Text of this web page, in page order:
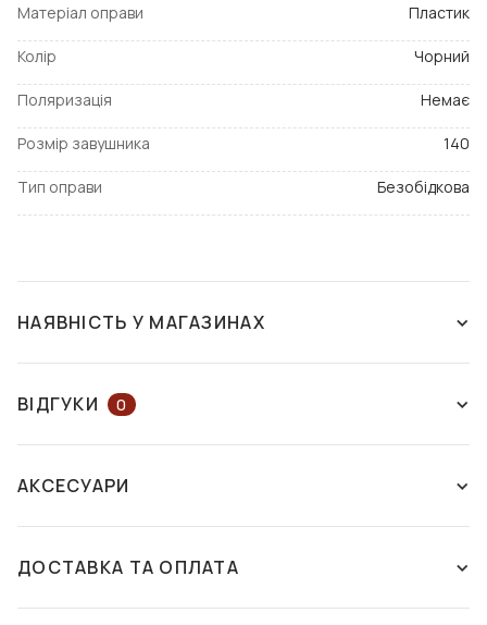
Матеріал оправи Пластик
Колір Чорний
Поляризація Немає
Розмір завушника 140
Тип оправи Безобідкова
НАЯВНІСТЬ У МАГАЗИНАХ
ВІДГУКИ 0
КОНСУЛЬТАНТА
АКСЕСУАРИ
ДОСТАВКА ТА ОПЛАТА